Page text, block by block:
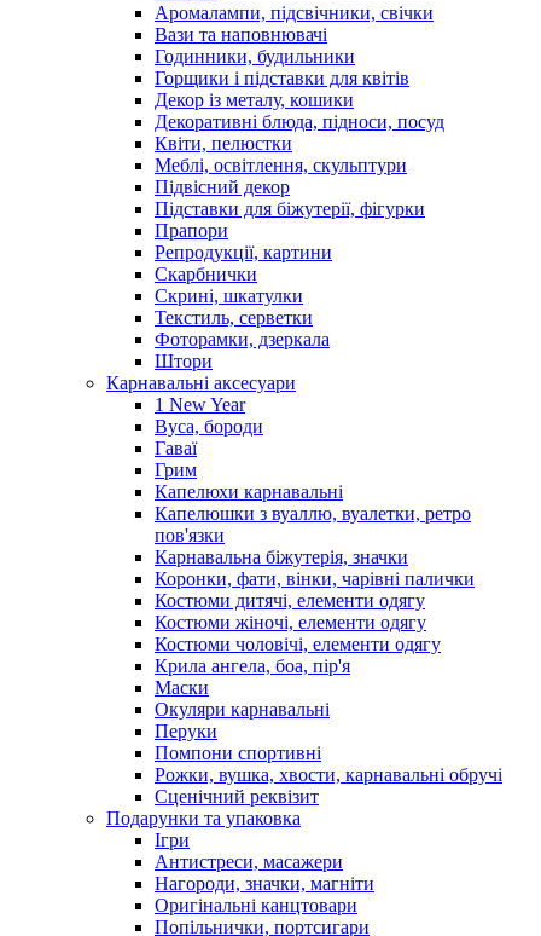
Аромалампи, підсвічники, свічки
Вази та наповнювачі
Годинники, будильники
Горщики і підставки для квітів
Декор із металу, кошики
Декоративні блюда, підноси, посуд
Квіти, пелюстки
Меблі, освітлення, скульптури
Підвісний декор
Підставки для біжутерії, фігурки
Прапори
Репродукції, картини
Скарбнички
Скрині, шкатулки
Текстиль, серветки
Фоторамки, дзеркала
Штори
Карнавальні аксесуари
1 New Year
Вуса, бороди
Гаваї
Грим
Капелюхи карнавальні
Капелюшки з вуаллю, вуалетки, ретро
пов'язки
Карнавальна біжутерія, значки
Коронки, фати, вінки, чарівні палички
Костюми дитячі, елементи одягу
Костюми жіночі, елементи одягу
Костюми чоловічі, елементи одягу
Крила ангела, боа, пір'я
Маски
Окуляри карнавальні
Перуки
Помпони спортивні
Рожки, вушка, хвости, карнавальні обручі
Сценічний реквізит
Подарунки та упаковка
Ігри
Антистреси, масажери
Нагороди, значки, магніти
Оригінальні канцтовари
Попільнички, портсигари